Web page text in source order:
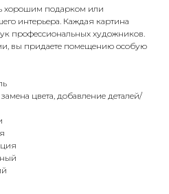
хорошим подарком или
интерьера. Каждая картина
профессиональных художников.
вы придаете помещению особую
замена цвета, добавление деталей/